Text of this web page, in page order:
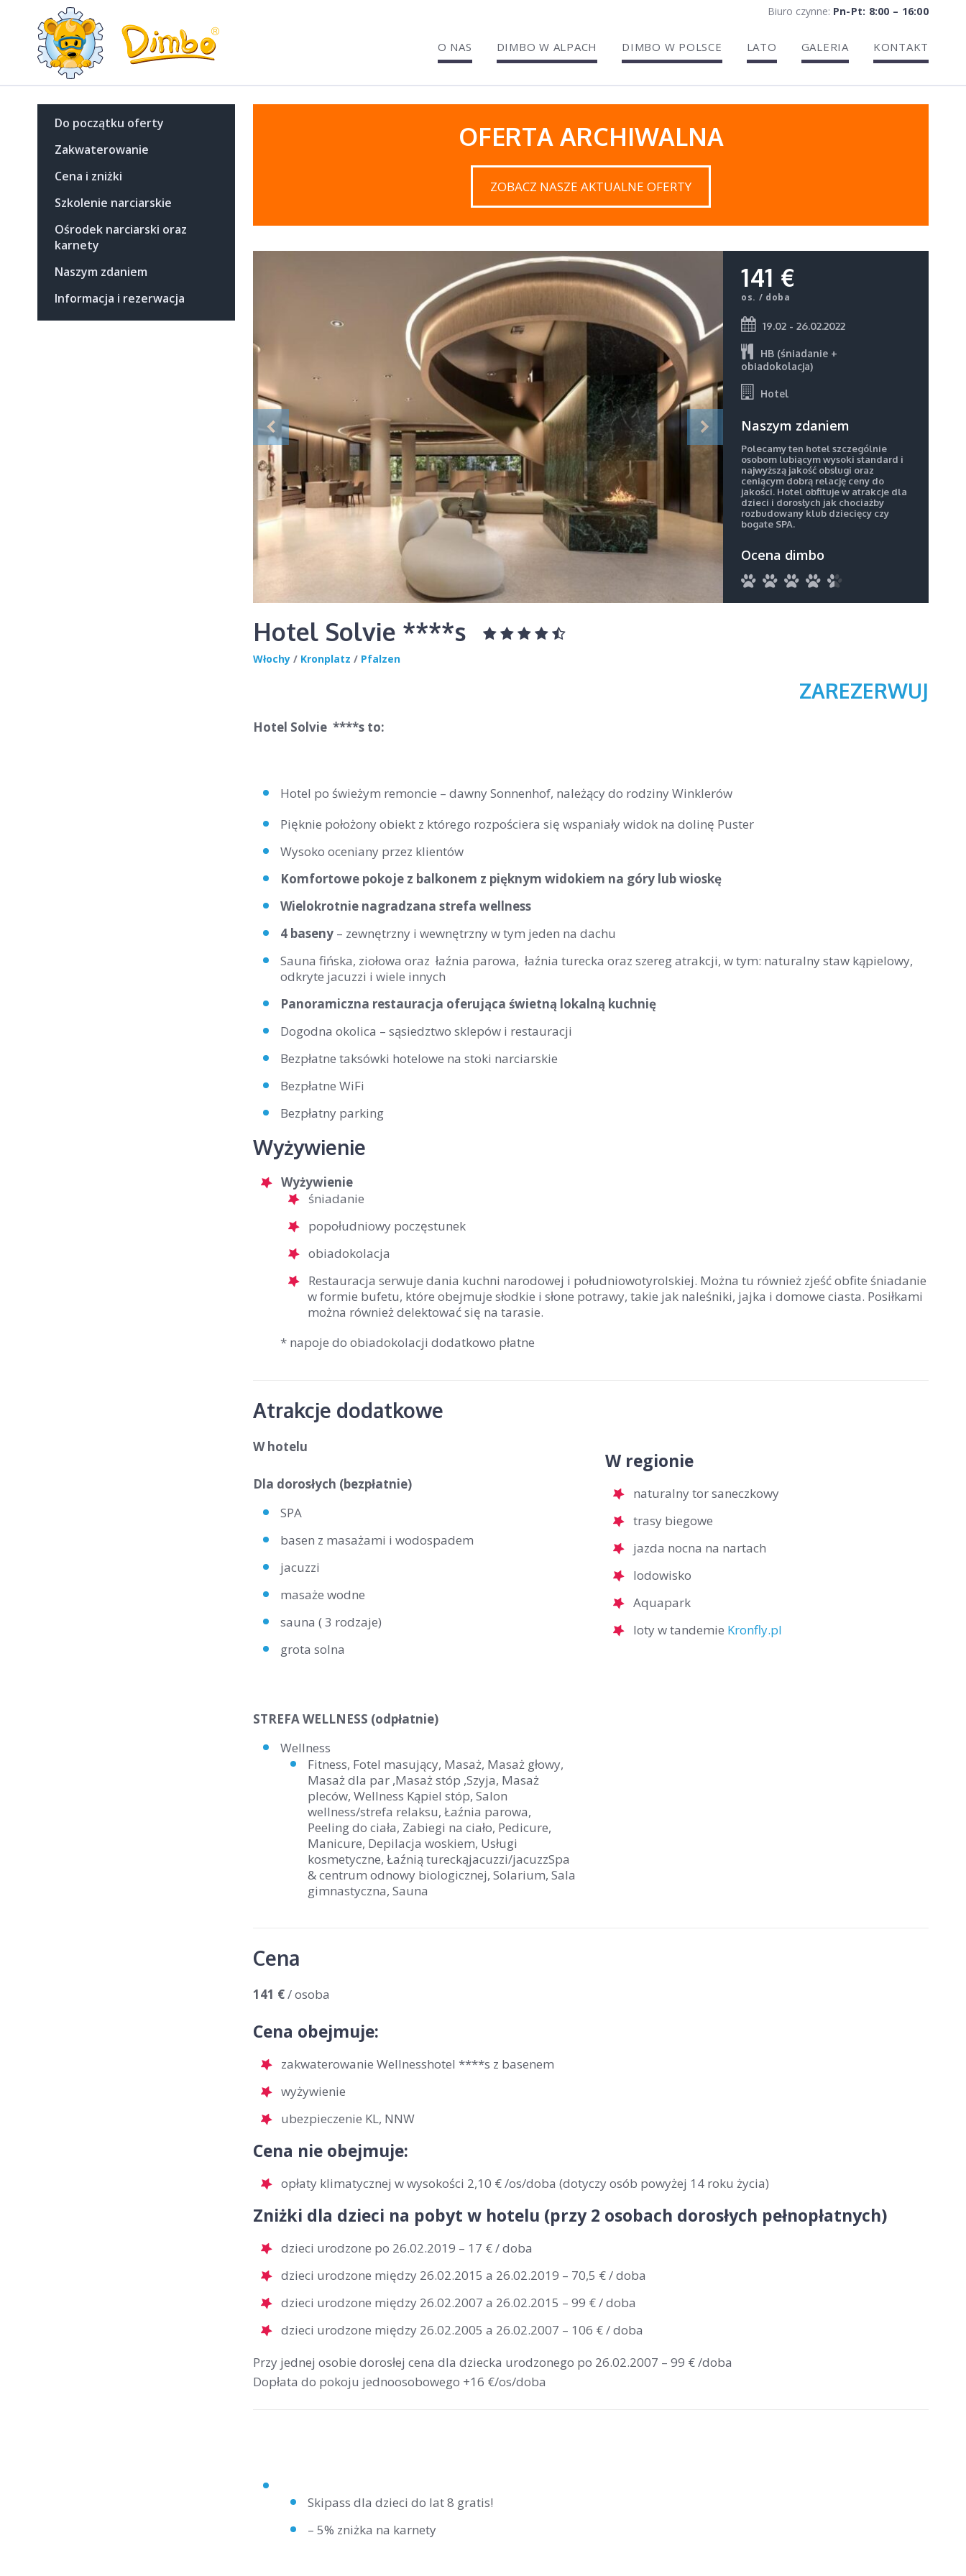
Biuro czynne: Pn-Pt: 8:00 – 16:00
O NAS DIMBO W ALPACH DIMBO W POLSCE LATO GALERIA KONTAKT
Do początku oferty
Zakwaterowanie
Cena i zniżki
Szkolenie narciarskie
Ośrodek narciarski oraz
karnety
Naszym zdaniem
Informacja i rezerwacja
OFERTA ARCHIWALNA
ZOBACZ NASZE AKTUALNE OFERTY
141 €
os. / doba
19.02 - 26.02.2022
HB (śniadanie +
obiadokolacja)
Hotel
Naszym zdaniem
Polecamy ten hotel szczególnie
osobom lubiącym wysoki standard i
najwyższą jakość obsługi oraz
ceniącym dobrą relację ceny do
jakości. Hotel obfituje w atrakcje dla
dzieci i dorosłych jak chociażby
rozbudowany klub dziecięcy czy
bogate SPA.
Ocena dimbo
Hotel Solvie ****s
Włochy / Kronplatz / Pfalzen
ZAREZERWUJ
Hotel Solvie ****s to:
Hotel po świeżym remoncie – dawny Sonnenhof, należący do rodziny Winklerów
Pięknie położony obiekt z którego rozpościera się wspaniały widok na dolinę Puster
Wysoko oceniany przez klientów
Komfortowe pokoje z balkonem z pięknym widokiem na góry lub wioskę
Wielokrotnie nagradzana strefa wellness
4 baseny – zewnętrzny i wewnętrzny w tym jeden na dachu
Sauna fińska, ziołowa oraz łaźnia parowa, łaźnia turecka oraz szereg atrakcji, w tym: naturalny staw kąpielowy,
odkryte jacuzzi i wiele innych
Panoramiczna restauracja oferująca świetną lokalną kuchnię
Dogodna okolica – sąsiedztwo sklepów i restauracji
Bezpłatne taksówki hotelowe na stoki narciarskie
Bezpłatne WiFi
Bezpłatny parking
Wyżywienie
Wyżywienie
śniadanie
popołudniowy poczęstunek
obiadokolacja
Restauracja serwuje dania kuchni narodowej i południowotyrolskiej. Można tu również zjeść obfite śniadanie
w formie bufetu, które obejmuje słodkie i słone potrawy, takie jak naleśniki, jajka i domowe ciasta. Posiłkami
można również delektować się na tarasie.
* napoje do obiadokolacji dodatkowo płatne
Atrakcje dodatkowe
W hotelu
Dla dorosłych (bezpłatnie)
SPA
basen z masażami i wodospadem
jacuzzi
masaże wodne
sauna ( 3 rodzaje)
grota solna
STREFA WELLNESS (odpłatnie)
Wellness
Fitness, Fotel masujący, Masaż, Masaż głowy,
Masaż dla par ,Masaż stóp ,Szyja, Masaż
pleców, Wellness Kąpiel stóp, Salon
wellness/strefa relaksu, Łaźnia parowa,
Peeling do ciała, Zabiegi na ciało, Pedicure,
Manicure, Depilacja woskiem, Usługi
kosmetyczne, Łaźnią tureckąjacuzzi/jacuzzSpa
& centrum odnowy biologicznej, Solarium, Sala
gimnastyczna, Sauna
W regionie
naturalny tor saneczkowy
trasy biegowe
jazda nocna na nartach
lodowisko
Aquapark
loty w tandemie Kronfly.pl
Cena
141 €/ osoba
Cena obejmuje:
zakwaterowanie Wellnesshotel ****s z basenem
wyżywienie
ubezpieczenie KL, NNW
Cena nie obejmuje:
opłaty klimatycznej w wysokości 2,10 € /os/doba (dotyczy osób powyżej 14 roku życia)
Zniżki dla dzieci na pobyt w hotelu (przy 2 osobach dorosłych pełnopłatnych)
dzieci urodzone po 26.02.2019 – 17 € / doba
dzieci urodzone między 26.02.2015 a 26.02.2019 – 70,5 € / doba
dzieci urodzone między 26.02.2007 a 26.02.2015 – 99 € / doba
dzieci urodzone między 26.02.2005 a 26.02.2007 – 106 € / doba
Przy jednej osobie dorosłej cena dla dziecka urodzonego po 26.02.2007 – 99 € /doba
Dopłata do pokoju jednoosobowego +16 €/os/doba
Skipass dla dzieci do lat 8 gratis!
– 5% zniżka na karnety